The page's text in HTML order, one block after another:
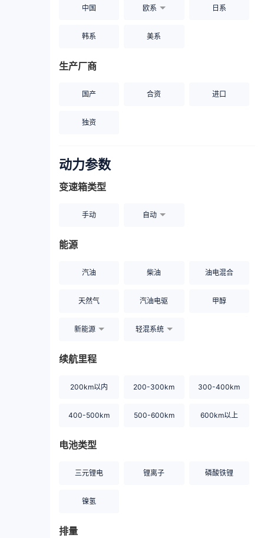
中国 欧系 日系
韩系 美系
生产厂商
国产 合资 进口
独资
动力参数
变速箱类型
手动 自动
能源
汽油 柴油 油电混合
天然气 汽油电驱 甲醇
新能源 轻混系统
续航里程
200km以内 200-300km 300-400km
400-500km 500-600km 600km以上
电池类型
三元锂电 锂离子 磷酸铁锂
镍氢
排量